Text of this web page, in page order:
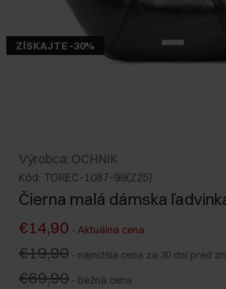
ZÍSKAJTE -30%
Výrobca: OCHNIK
Kód: TOREC-1087-99(Z25)
Čierna malá dámska
€14,90 - Aktuálna cena
€19,90 - najnižšia cena za 30 dní pred
€69,90 - bežná cena